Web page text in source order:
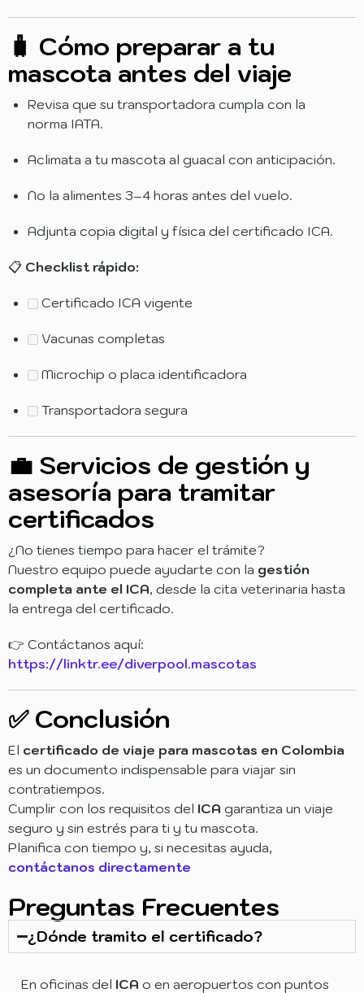
🧳 Cómo preparar a tu
mascota antes del viaje
Revisa que su transportadora cumpla con la
norma IATA.
Aclimata a tu mascota al guacal con anticipación.
No la alimentes 3–4 horas antes del vuelo.
Adjunta copia digital y física del certificado ICA.
📋 Checklist rápido:
Certificado ICA vigente
Vacunas completas
Microchip o placa identificadora
Transportadora segura
💼 Servicios de gestión y
asesoría para tramitar
certificados
¿No tienes tiempo para hacer el trámite?
Nuestro equipo puede ayudarte con la gestión
completa ante el ICA, desde la cita veterinaria hasta
la entrega del certificado.
👉 Contáctanos aquí:
https://linktr.ee/diverpool.mascotas
✅ Conclusión
El certificado de viaje para mascotas en Colombia
es un documento indispensable para viajar sin
contratiempos.
Cumplir con los requisitos del ICA garantiza un viaje
seguro y sin estrés para ti y tu mascota.
Planifica con tiempo y, si necesitas ayuda,
contáctanos directamente
Preguntas Frecuentes
¿Dónde tramito el certificado?
En oficinas del ICA o en aeropuertos con puntos